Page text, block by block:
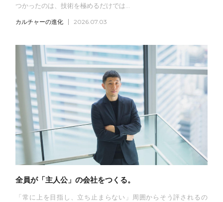
つかったのは、技術を極めるだけでは...
カルチャーの進化 2026.07.03
全員が「主人公」の会社をつくる。
「常に上を目指し、立ち止まらない」周囲からそう評されるの